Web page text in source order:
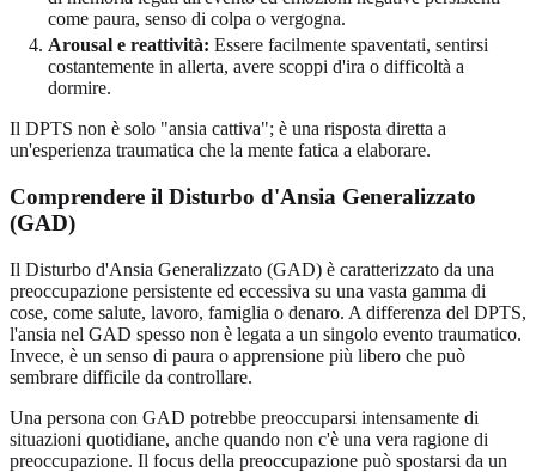
come paura, senso di colpa o vergogna.
Arousal e reattività: Essere facilmente spaventati, sentirsi
costantemente in allerta, avere scoppi d'ira o difficoltà a
dormire.
Il DPTS non è solo "ansia cattiva"; è una risposta diretta a
un'esperienza traumatica che la mente fatica a elaborare.
Comprendere il Disturbo d'Ansia Generalizzato
(GAD)
Il Disturbo d'Ansia Generalizzato (GAD) è caratterizzato da una
preoccupazione persistente ed eccessiva su una vasta gamma di
cose, come salute, lavoro, famiglia o denaro. A differenza del DPTS,
l'ansia nel GAD spesso non è legata a un singolo evento traumatico.
Invece, è un senso di paura o apprensione più libero che può
sembrare difficile da controllare.
Una persona con GAD potrebbe preoccuparsi intensamente di
situazioni quotidiane, anche quando non c'è una vera ragione di
preoccupazione. Il focus della preoccupazione può spostarsi da un